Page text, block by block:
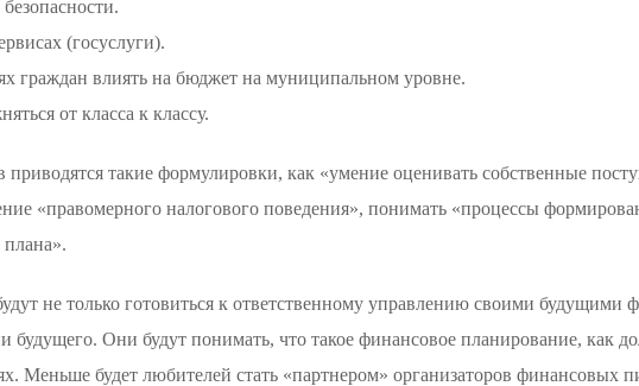
(госуслуги).
граждан влиять на бюджет на муниципальном уровне.
от класса к классу.
приводятся такие формулировки, как «умение оценивать собственные
«правомерного налогового поведения», понимать «процессы
не только готовиться к ответственному управлению своими
будущего. Они будут понимать, что такое финансовое планирование, как
Меньше будет любителей стать «партнером» организаторов финансовых